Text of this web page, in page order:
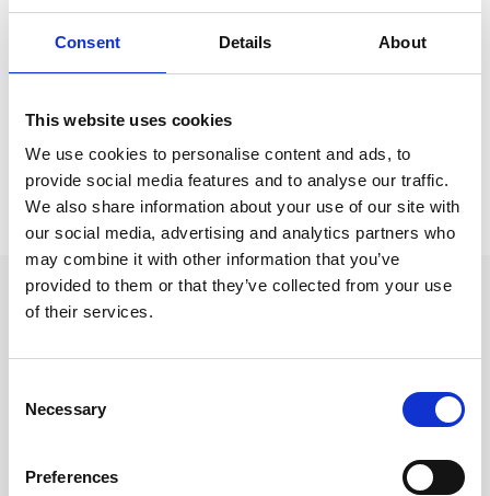
Consent Details About
This website uses cookies
We use cookies to personalise content and ads, to
provide social media features and to analyse our traffic.
We also share information about your use of our site with
our social media, advertising and analytics partners who
may combine it with other information that you’ve
provided to them or that they’ve collected from your use
of their services.
Selection
Necessary
Preferences
Relaterade kategorier
Prishistorik
Lägsta pris senaste 30 dagarna är 349 kr (2026-08-08)
Andra tittade även på